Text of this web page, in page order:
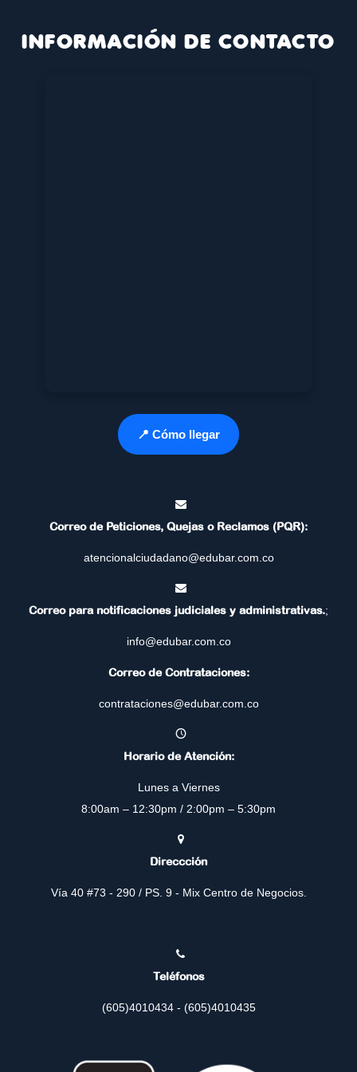
INFORMACIÓN DE CONTACTO
📍 Cómo llegar
Correo de Peticiones, Quejas o Reclamos (PQR):
atencionalciudadano@edubar.com.co
Correo para notificaciones judiciales y administrativas.;
info@edubar.com.co
Correo de Contrataciones:
contrataciones@edubar.com.co
Horario de Atención:
Lunes a Viernes
8:00am – 12:30pm / 2:00pm – 5:30pm
Direccción
Vía 40 #73 - 290 / PS. 9 - Mix Centro de Negocios.
Teléfonos
(605)4010434 - (605)4010435